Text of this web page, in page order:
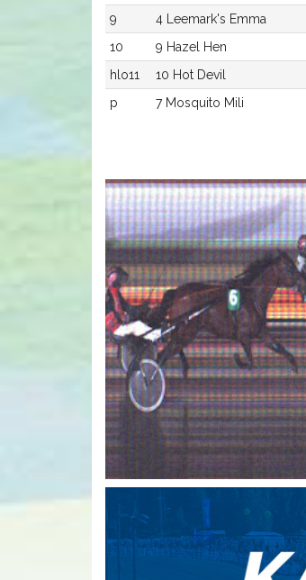
9
4 Leemark's Emma
10
9 Hazel Hen
hlo11
10 Hot Devil
p
7 Mosquito Mili